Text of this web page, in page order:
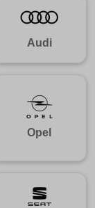
Audi
Opel